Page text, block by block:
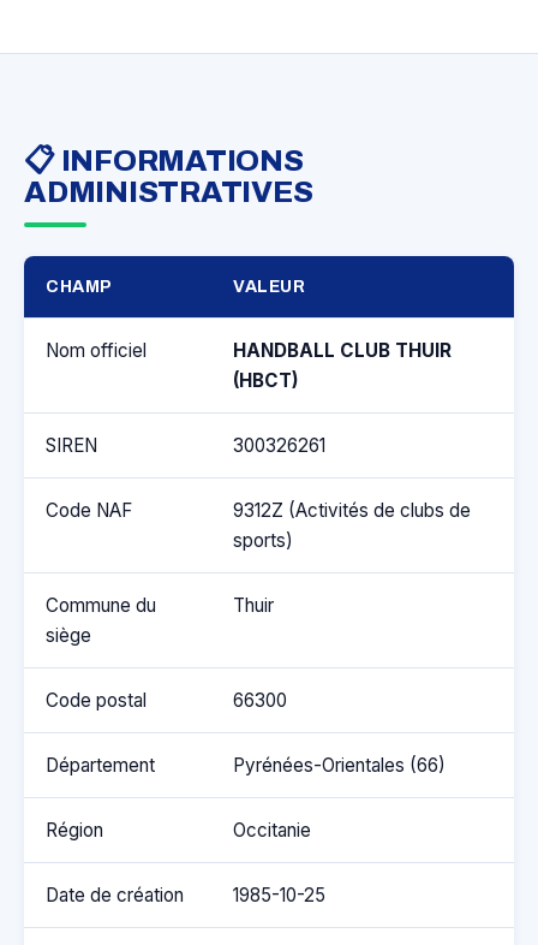
📋 INFORMATIONS
ADMINISTRATIVES
CHAMP VALEUR
Nom officiel
HANDBALL CLUB THUIR
(HBCT)
SIREN 300326261
Code NAF
9312Z (Activités de clubs de
sports)
Commune du
siège
Thuir
Code postal 66300
Département Pyrénées-Orientales (66)
Région Occitanie
Date de création 1985-10-25